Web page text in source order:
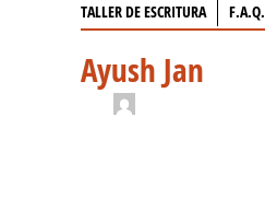
TALLER DE ESCRITURA
F.A.Q.
Ayush Jan